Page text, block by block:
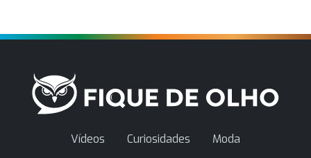
Vídeos Curiosidades
Moda